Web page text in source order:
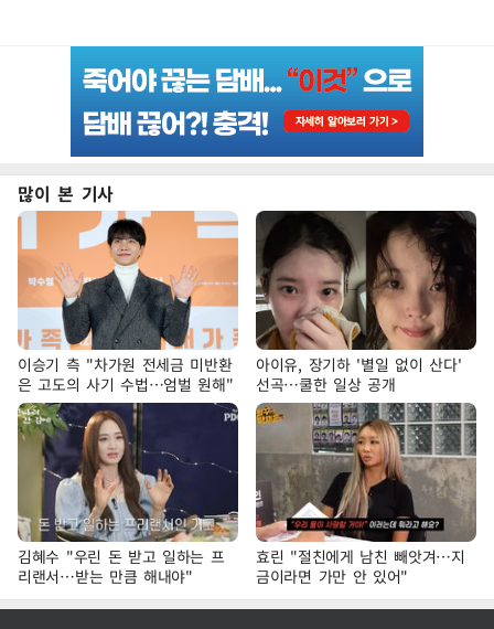
많이 본 기사
이승기 측 "차가원 전세금 미반환
은 고도의 사기 수법…엄벌 원해"
아이유, 장기하 '별일 없이 산다'
선곡…쿨한 일상 공개
김혜수 "우린 돈 받고 일하는 프
리랜서…받는 만큼 해내야"
효린 "절친에게 남친 빼앗겨…지
금이라면 가만 안 있어"